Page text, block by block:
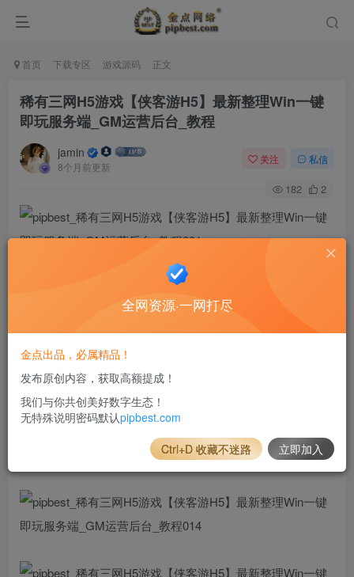
首页 下载专区 游戏源码 正文
稀有三网H5游戏【侠客游H5】最新整理Win一键
即玩服务端_GM运营后台_教程
jamin
8个月前更新
关注 私信
182 2
全网资源·一网打尽
金点出品，必属精品！
发布原创内容，获取高额提成！
我们与你共创美好数字生态！
无特殊说明密码默认pipbest.com
Ctrl+D 收藏不迷路 立即加入